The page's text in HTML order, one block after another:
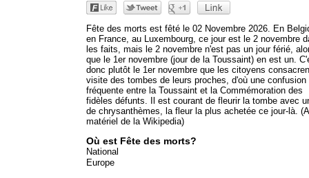
Fête des morts est fêté le 02 Novembre 2026. En
en France, au Luxembourg, ce jour est le 2 novembre
les faits, mais le 2 novembre n'est pas un jour férié,
que le 1er novembre (jour de la Toussaint) en est un.
donc plutôt le 1er novembre que les citoyens
visite des tombes de leurs proches, d'où une confusion
fréquente entre la Toussaint et la Commémoration des
fidèles défunts. Il est courant de fleurir la tombe avec
de chrysanthèmes, la fleur la plus achetée ce jour-là.
matériel de la Wikipedia)
Où est Fête des morts?
National
Europe